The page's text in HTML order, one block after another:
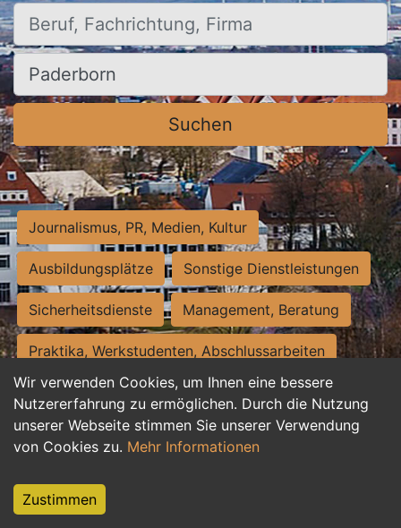
Wir verwenden Cookies, um Ihnen eine bessere
Nutzererfahrung zu ermöglichen. Durch die Nutzung
unserer Webseite stimmen Sie unserer Verwendung
von Cookies zu. Mehr Informationen
Zustimmen
Beruf, Fachrichtung, Firma
Ort, Stadt
Suchen
Journalismus, PR, Medien, Kultur
Ausbildungsplätze Sonstige Dienstleistungen
Sicherheitsdienste Management, Beratung
Praktika, Werkstudenten, Abschlussarbeiten
Personalwesen Assistenz, Sekretariat
Hilfskräfte, Aushilfs- und Nebenjobs
Weiterbildung, Studium, duale Ausbildung